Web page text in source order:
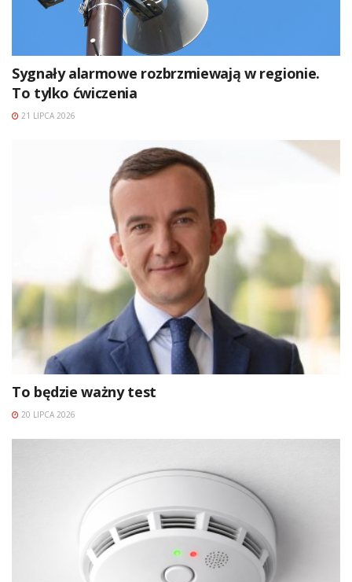
Sygnały alarmowe rozbrzmiewają w regionie.
To tylko ćwiczenia
21 LIPCA 2026
To będzie ważny test
20 LIPCA 2026